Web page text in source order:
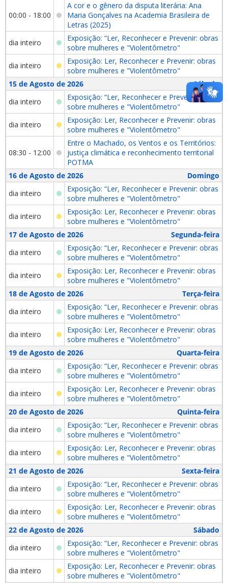
00:00 - 18:00
A cor e o gênero da disputa literária: Ana
Maria Gonçalves na Academia Brasileira de
Letras (2025)
dia inteiro
Exposição: “Ler, Reconhecer e Prevenir: obras
sobre mulheres e "Violentômetro"
dia inteiro
Exposição: Ler, Reconhecer e Prevenir: obras
sobre mulheres e "Violentômetro"
15 de Agosto de 2026
Sábado
dia inteiro
Exposição: “Ler, Reconhecer e Prevenir: obras
sobre mulheres e "Violentômetro"
dia inteiro
Exposição: Ler, Reconhecer e Prevenir: obras
sobre mulheres e "Violentômetro"
08:30 - 12:00
Entre o Machado, os Ventos e os Territórios:
justiça climática e reconhecimento territorial
POTMA
16 de Agosto de 2026
Domingo
dia inteiro
Exposição: “Ler, Reconhecer e Prevenir: obras
sobre mulheres e "Violentômetro"
dia inteiro
Exposição: Ler, Reconhecer e Prevenir: obras
sobre mulheres e "Violentômetro"
17 de Agosto de 2026
Segunda-feira
dia inteiro
Exposição: “Ler, Reconhecer e Prevenir: obras
sobre mulheres e "Violentômetro"
dia inteiro
Exposição: Ler, Reconhecer e Prevenir: obras
sobre mulheres e "Violentômetro"
18 de Agosto de 2026
Terça-feira
dia inteiro
Exposição: “Ler, Reconhecer e Prevenir: obras
sobre mulheres e "Violentômetro"
dia inteiro
Exposição: Ler, Reconhecer e Prevenir: obras
sobre mulheres e "Violentômetro"
19 de Agosto de 2026
Quarta-feira
dia inteiro
Exposição: “Ler, Reconhecer e Prevenir: obras
sobre mulheres e "Violentômetro"
dia inteiro
Exposição: Ler, Reconhecer e Prevenir: obras
sobre mulheres e "Violentômetro"
20 de Agosto de 2026
Quinta-feira
dia inteiro
Exposição: “Ler, Reconhecer e Prevenir: obras
sobre mulheres e "Violentômetro"
dia inteiro
Exposição: Ler, Reconhecer e Prevenir: obras
sobre mulheres e "Violentômetro"
21 de Agosto de 2026
Sexta-feira
dia inteiro
Exposição: “Ler, Reconhecer e Prevenir: obras
sobre mulheres e "Violentômetro"
dia inteiro
Exposição: Ler, Reconhecer e Prevenir: obras
sobre mulheres e "Violentômetro"
22 de Agosto de 2026
Sábado
dia inteiro
Exposição: “Ler, Reconhecer e Prevenir: obras
sobre mulheres e "Violentômetro"
dia inteiro
Exposição: Ler, Reconhecer e Prevenir: obras
sobre mulheres e "Violentômetro"